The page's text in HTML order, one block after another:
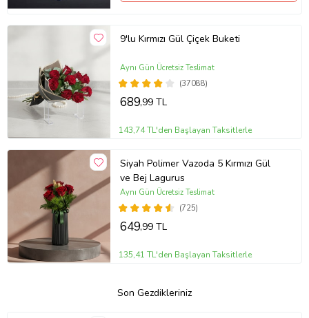
9'lu Kırmızı Gül Çiçek Buketi
(37088)
Aynı Gün Ücretsiz Teslimat
689,99 TL
143,74 TL'den Başlayan Taksitlerle
Siyah Polimer Vazoda 5 Kırmızı Gül
ve Bej Lagurus
(725)
Aynı Gün Ücretsiz Teslimat
649,99 TL
135,41 TL'den Başlayan Taksitlerle
Son Gezdikleriniz